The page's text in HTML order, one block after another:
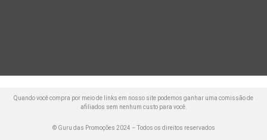
Quando você compra por meio de links em nosso site podemos ganhar uma comissão de
afiliados sem nenhum custo para você.
© Guru das Promoções 2024 – Todos os direitos reservados